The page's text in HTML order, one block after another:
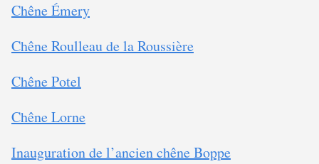
Chêne Émery
Chêne Roulleau de la Roussière
Chêne Potel
Chêne Lorne
Inauguration de l’ancien chêne Boppe